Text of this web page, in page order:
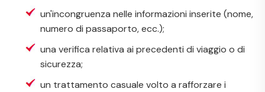
un'incongruenza nelle informazioni inserite (nome,
numero di passaporto, ecc.);
una verifica relativa ai precedenti di viaggio o di
sicurezza;
un trattamento casuale volto a rafforzare i